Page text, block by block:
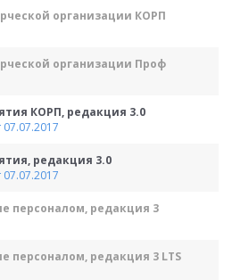
организации КОРП
организации Проф
КОРП, редакция 3.0
редакция 3.0
персоналом, редакция 3
персоналом, редакция 3 LTS